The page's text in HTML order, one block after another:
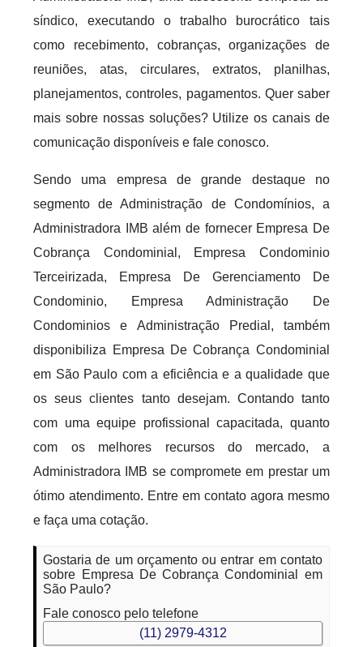
síndico, executando o trabalho burocrático tais
como recebimento, cobranças, organizações de
reuniões, atas, circulares, extratos, planilhas,
planejamentos, controles, pagamentos. Quer saber
mais sobre nossas soluções? Utilize os canais de
comunicação disponíveis e fale conosco.
Sendo uma empresa de grande destaque no
segmento de Administração de Condomínios, a
Administradora IMB além de fornecer Empresa De
Cobrança Condominial, Empresa Condominio
Terceirizada, Empresa De Gerenciamento De
Condominio, Empresa Administração De
Condominios e Administração Predial, também
disponibiliza Empresa De Cobrança Condominial
em São Paulo com a eficiência e a qualidade que
os seus clientes tanto desejam. Contando tanto
com uma equipe profissional capacitada, quanto
com os melhores recursos do mercado, a
Administradora IMB se compromete em prestar um
ótimo atendimento. Entre em contato agora mesmo
e faça uma cotação.
Gostaria de um orçamento ou entrar em contato
sobre Empresa De Cobrança Condominial em
São Paulo?
Fale conosco pelo telefone
(11) 2979-4312